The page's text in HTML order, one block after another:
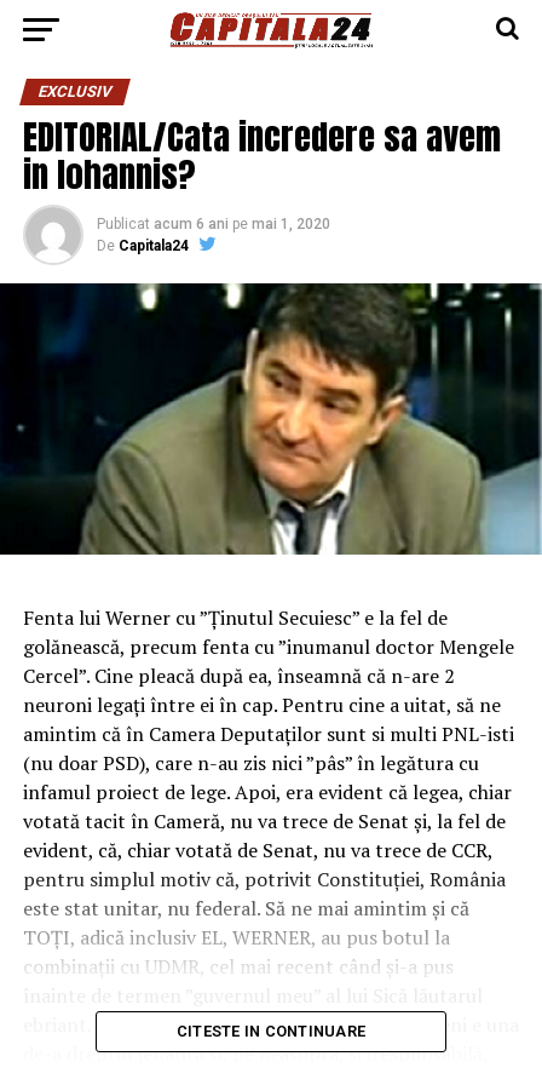
EXCLUSIV
EDITORIAL/Cata incredere sa avem
in Iohannis?
Publicat acum 6 ani pe mai 1, 2020
De Capitala24
Fenta lui Werner cu ”Ținutul Secuiesc” e la fel de
golănească, precum fenta cu ”inumanul doctor Mengele
Cercel”. Cine pleacă după ea, înseamnă că n-are 2
neuroni legați între ei în cap. Pentru cine a uitat, să ne
amintim că în Camera Deputaților sunt si multi PNL-isti
(nu doar PSD), care n-au zis nici ”pâs” în legătura cu
infamul proiect de lege. Apoi, era evident că legea, chiar
votată tacit în Cameră, nu va trece de Senat și, la fel de
evident, că, chiar votată de Senat, nu va trece de CCR,
pentru simplul motiv că, potrivit Constituției, România
este stat unitar, nu federal. Să ne mai amintim și că
TOȚI, adică inclusiv EL, WERNER, au pus botul la
combinații cu UDMR, cel mai recent când și-a pus
ebriant. Așa că manevra Führerului de la Cotroceni e una
de-a dreptul jenantă și, pe deasupra, și iresponsabilă,
CITESTE IN CONTINUARE